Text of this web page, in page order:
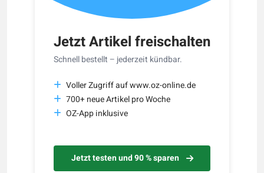
Jetzt Artikel freischalten
Schnell bestellt – jederzeit kündbar.
Voller Zugriff auf www.oz-online.de
700+ neue Artikel pro Woche
OZ-App inklusive
Jetzt testen und 90 % sparen